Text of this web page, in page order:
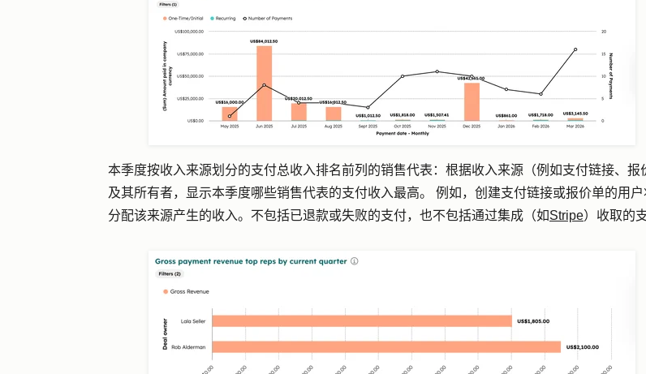
本季度按收入来源划分的支付总收入排名前列的销售代表： 根据收入来源（例如支付链接、报
及其所有者，显示本季度哪些销售代表的支付收入最高。 例如，创建支付链接或报价单的用
分配该来源产生的收入。不包括已退款或失败的支付，也不包括通过集成（如Stripe）收取的